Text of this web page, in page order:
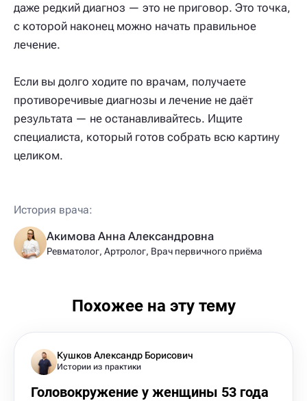
даже редкий диагноз — это не приговор. Это точка,
с которой наконец можно начать правильное
лечение.
Если вы долго ходите по врачам, получаете
противоречивые диагнозы и лечение не даёт
результата — не останавливайтесь. Ищите
специалиста, который готов собрать всю картину
целиком.
История врача:
Акимова Анна Александровна
Ревматолог, Артролог, Врач первичного приёма
Похожее на эту тему
Кушков Александр Борисович
Истории из практики
Головокружение у женщины 53 года